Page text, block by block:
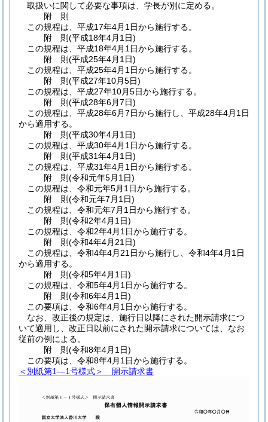
取扱いに関して必要な事項は、学長が別に定める。
附 則
この規程は、平成17年4月1日から施行する。
附 則(平成18年4月1日)
この規程は、平成18年4月1日から施行する。
附 則(平成25年4月1日)
この規程は、平成25年4月1日から施行する。
附 則(平成27年10月5日)
この規程は、平成27年10月5日から施行する。
附 則(平成28年6月7日)
この規程は、平成28年6月7日から施行し、平成28年4月1日
から適用する。
附 則(平成30年4月1日)
この規程は、平成30年4月1日から施行する。
附 則(平成31年4月1日)
この規程は、平成31年4月1日から施行する。
附 則(令和元年5月1日)
この規程は、令和元年5月1日から施行する。
附 則(令和元年7月1日)
この規程は、令和元年7月1日から施行する。
附 則(令和2年4月1日)
この規程は、令和2年4月1日から施行する。
附 則(令和4年4月21日)
この規程は、令和4年4月21日から施行し、令和4年4月1日
から適用する。
附 則(令和5年4月1日)
この規程は、令和5年4月1日から施行する。
附 則(令和6年4月1日)
この要項は、令和6年4月1日から施行する。
なお、改正後の規定は、施行日以降にされた開示請求につ
いて適用し、改正日以前にされた開示請求については、なお
従前の例による。
附 則(令和8年4月1日)
この要項は、令和8年4月1日から施行する。
＜別紙第1―1号様式＞
開示請求書